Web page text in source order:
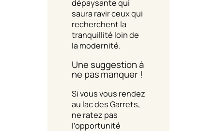
dépaysante qui
saura ravir ceux qui
recherchent la
tranquillité loin de
la modernité.
Une suggestion à
ne pas manquer !
Si vous vous rendez
au lac des Garrets,
ne ratez pas
l’opportunité